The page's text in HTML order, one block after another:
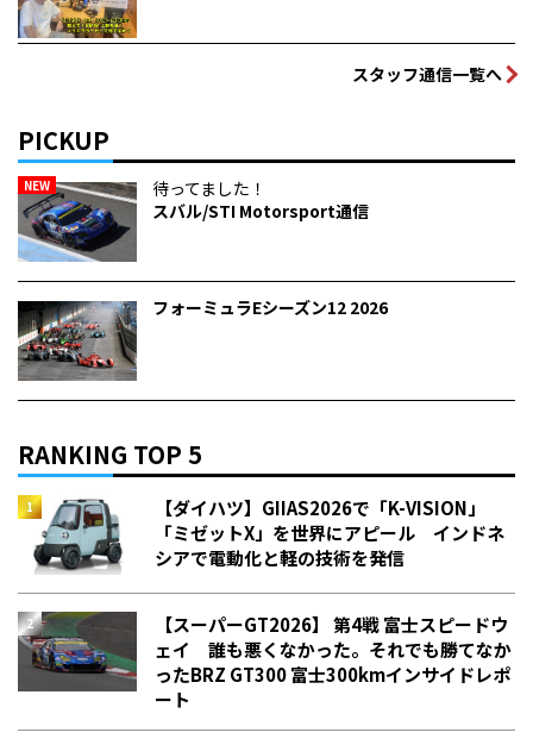
スタッフ通信一覧へ
PICKUP
NEW
待ってました！
スバル/STI Motorsport通信
フォーミュラEシーズン12 2026
RANKING TOP 5
【ダイハツ】GIIAS2026で「K-VISION」
「ミゼットX」を世界にアピール インドネ
シアで電動化と軽の技術を発信
【スーパーGT2026】 第4戦 富士スピードウ
ェイ 誰も悪くなかった。それでも勝てなか
った――BRZ GT300 富士300kmインサイドレポ
ート